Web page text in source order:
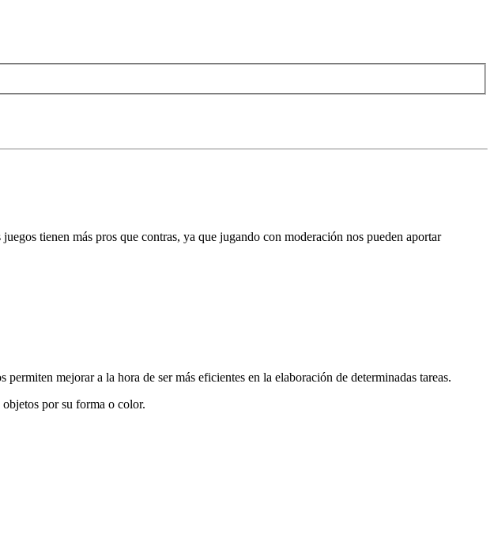
tienen más pros que contras, ya que jugando con moderación nos pueden aportar
permiten mejorar a la hora de ser más eficientes en la elaboración de determinadas tareas.
por su forma o color.